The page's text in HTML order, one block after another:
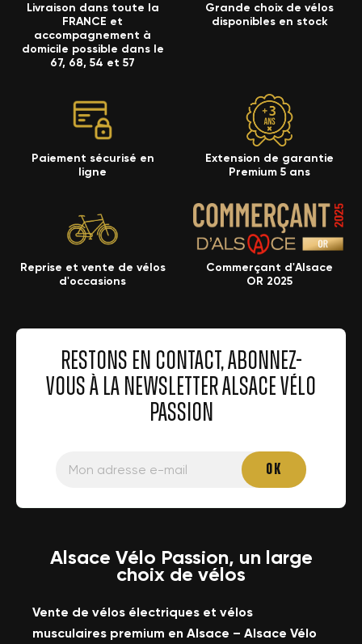
Livraison dans toute la
FRANCE et
accompagnement à
domicile possible dans le
67, 68, 54 et 57
Grande choix de vélos
disponibles en stock
Paiement sécurisé en
ligne
Extension de garantie
Premium 5 ans
Reprise et vente de vélos
d'occasions
Commerçant d'Alsace
OR 2025
RESTONS EN CONTACT, ABONNEZ-
VOUS À LA NEWSLETTER ALSACE VÉLO
PASSION
Alsace Vélo Passion, un large
choix de vélos
Vente de vélos électriques et vélos
musculaires premium en Alsace – Alsace Vélo